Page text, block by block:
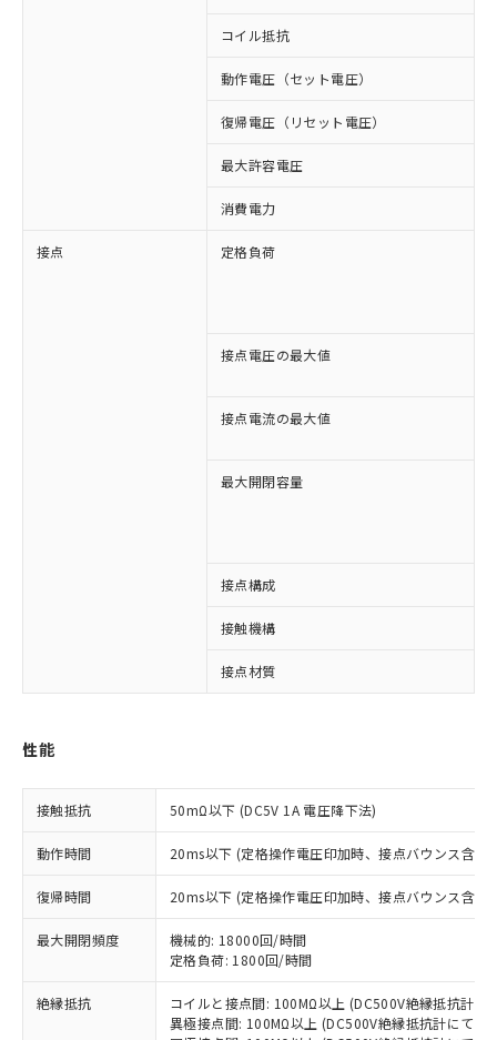
コイル抵抗
動作電圧（セット電圧）
復帰電圧（リセット電圧）
最大許容電圧
消費電力
接点 定格負荷
接点電圧の最大値
接点電流の最大値
最大開閉容量
接点構成
接触機構
接点材質
性能
接触抵抗 50mΩ以下 (DC5V 1A 電圧降下法)
動作時間 20ms以下 (定格操作電圧印加時、接点バウンス含ま
復帰時間 20ms以下 (定格操作電圧印加時、接点バウンス含ま
最大開閉頻度
機械的: 18000回/時間
定格負荷: 1800回/時間
絶縁抵抗
コイルと接点間: 100MΩ以上 (DC500V絶縁抵抗計に
異極接点間: 100MΩ以上 (DC500V絶縁抵抗計にて)
ご利用条件
以下の条件をお読みいただき、同意のうえ
ご利用ください。
本サービスは、当社制御機器事業取扱
商品の当社在庫状況および標準価格
(税抜)を提供させていただくもので
当社制御機器事業取扱商品の中には、
対応予定：EU RoHS指令（10物質）の非含
有に対応した製品に切り替える予定のある
商品です。
対応予定なし：EU RoHS指令（10物質）の
非含有に非対応の商品で、対応品を出す予
定はありません。
調査・確認中：EU RoHS指令（10物質）の
非含有の対応状況を調査中または確認中の
非該当品：ライセンス料など無形物で、有
害物質有無と関係のない商品です。
※1 中国RoHS○×表
「○」：最大均質材料含有率が中国RoHSの
基準値以下であることを示します。